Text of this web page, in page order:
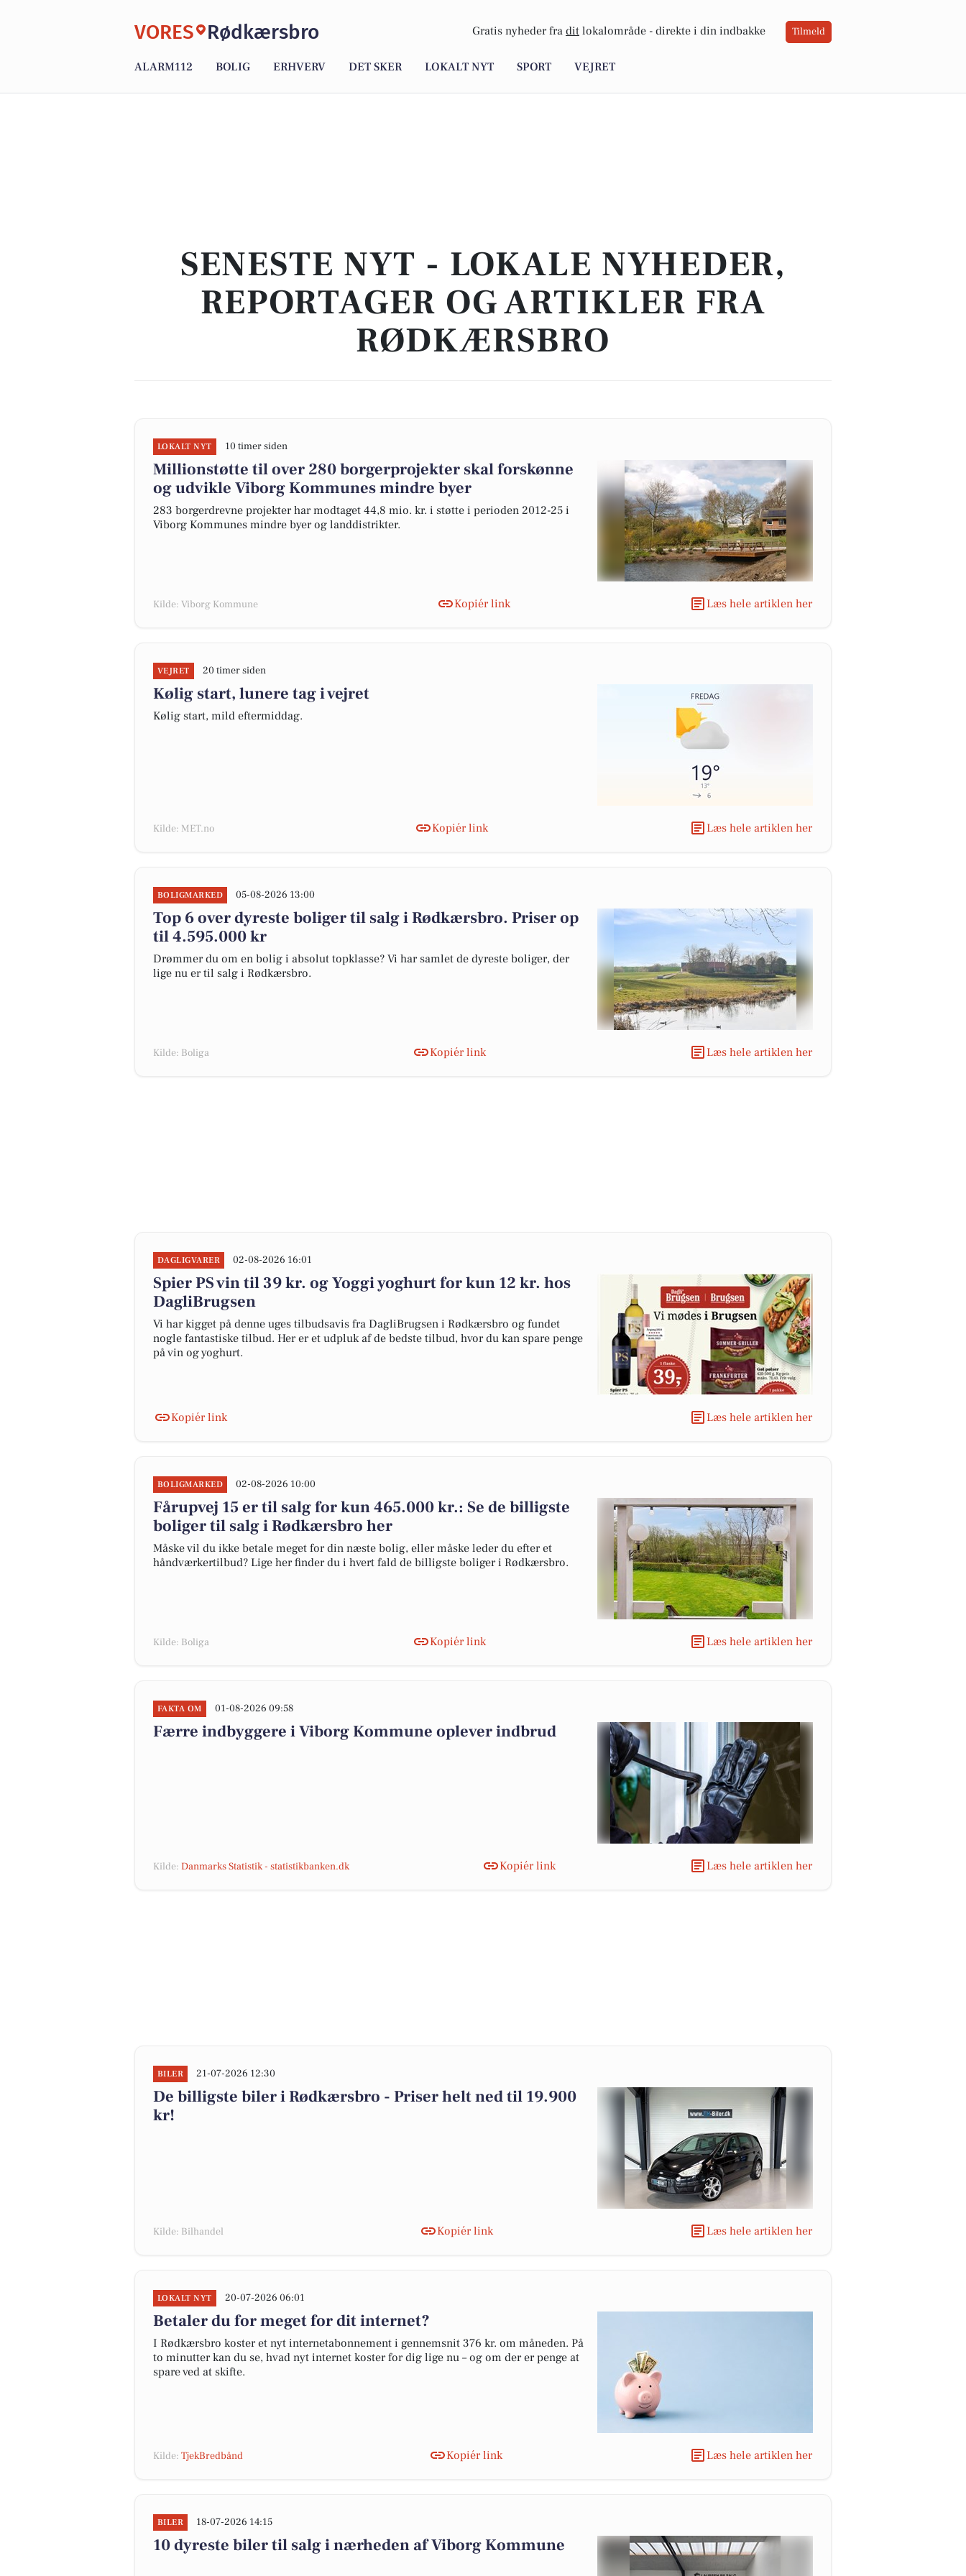
VORES Rødkærsbro Gratis nyheder fra dit lokalområde - direkte i din indbakke Tilmeld
ALARM112 BOLIG ERHVERV DET SKER LOKALT NYT SPORT VEJRET
SENESTE NYT - LOKALE NYHEDER,
REPORTAGER OG ARTIKLER FRA
RØDKÆRSBRO
LOKALT NYT 10 timer siden
Millionstøtte til over 280 borgerprojekter skal forskønne
og udvikle Viborg Kommunes mindre byer
283 borgerdrevne projekter har modtaget 44,8 mio. kr. i støtte i perioden 2012-25 i
Viborg Kommunes mindre byer og landdistrikter.
Kilde: Viborg Kommune Kopiér link Læs hele artiklen her
VEJRET 20 timer siden
Kølig start, lunere tag i vejret
Kølig start, mild eftermiddag.
Kilde: MET.no Kopiér link Læs hele artiklen her
BOLIGMARKED 05-08-2026 13:00
Top 6 over dyreste boliger til salg i Rødkærsbro. Priser op
til 4.595.000 kr
Drømmer du om en bolig i absolut topklasse? Vi har samlet de dyreste boliger, der
lige nu er til salg i Rødkærsbro.
Kilde: Boliga Kopiér link Læs hele artiklen her
DAGLIGVARER 02-08-2026 16:01
Spier PS vin til 39 kr. og Yoggi yoghurt for kun 12 kr. hos
DagliBrugsen
Vi har kigget på denne uges tilbudsavis fra DagliBrugsen i Rødkærsbro og fundet
nogle fantastiske tilbud. Her er et udpluk af de bedste tilbud, hvor du kan spare penge
på vin og yoghurt.
Kopiér link Læs hele artiklen her
BOLIGMARKED 02-08-2026 10:00
Fårupvej 15 er til salg for kun 465.000 kr.: Se de billigste
boliger til salg i Rødkærsbro her
Måske vil du ikke betale meget for din næste bolig, eller måske leder du efter et
håndværkertilbud? Lige her finder du i hvert fald de billigste boliger i Rødkærsbro.
Kilde: Boliga Kopiér link Læs hele artiklen her
FAKTA OM 01-08-2026 09:58
Færre indbyggere i Viborg Kommune oplever indbrud
Kilde: Danmarks Statistik - statistikbanken.dk Kopiér link Læs hele artiklen her
BILER 21-07-2026 12:30
De billigste biler i Rødkærsbro - Priser helt ned til 19.900
kr!
Kilde: Bilhandel Kopiér link Læs hele artiklen her
LOKALT NYT 20-07-2026 06:01
Betaler du for meget for dit internet?
I Rødkærsbro koster et nyt internetabonnement i gennemsnit 376 kr. om måneden. På
to minutter kan du se, hvad nyt internet koster for dig lige nu – og om der er penge at
spare ved at skifte.
Kilde: TjekBredbånd Kopiér link Læs hele artiklen her
BILER 18-07-2026 14:15
10 dyreste biler til salg i nærheden af Viborg Kommune